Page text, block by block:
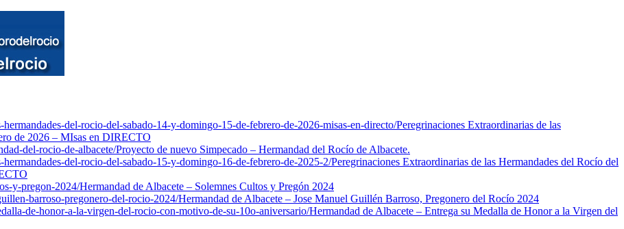
del-rocio-del-sabado-14-y-domingo-15-de-febrero-de-2026-misas-en-directo/Peregrinaciones Extraordinarias de las
de 2026 – MIsas en DIRECTO
del-rocio-de-albacete/Proyecto de nuevo Simpecado – Hermandad del Rocío de Albacete.
del-rocio-del-sabado-15-y-domingo-16-de-febrero-de-2025-2/Peregrinaciones Extraordinarias de las Hermandades del Rocío del
y-pregon-2024/Hermandad de Albacete – Solemnes Cultos y Pregón 2024
barroso-pregonero-del-rocio-2024/Hermandad de Albacete – Jose Manuel Guillén Barroso, Pregonero del Rocío 2024
de-honor-a-la-virgen-del-rocio-con-motivo-de-su-10o-aniversario/Hermandad de Albacete – Entrega su Medalla de Honor a la Virgen del